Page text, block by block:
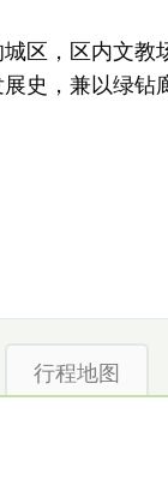
区，区内文
史，兼以绿钻
行程地图